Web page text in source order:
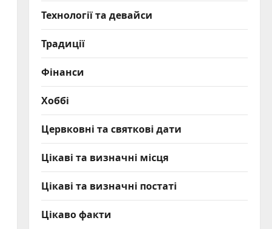
Технології та девайси
Традиції
Фінанси
Хоббі
Цервковні та святкові дати
Цікаві та визначні місця
Цікаві та визначні постаті
Цікаво факти